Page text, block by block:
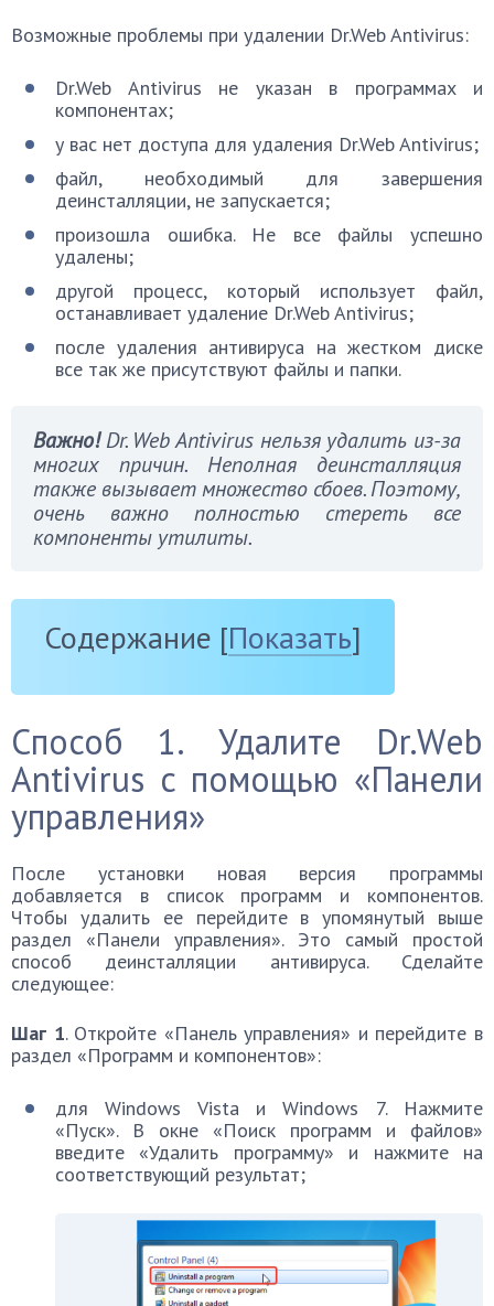
Возможные проблемы при удалении Dr.Web Antivirus:
Dr.Web Antivirus не указан в программах и
компонентах;
у вас нет доступа для удаления Dr.Web Antivirus;
файл, необходимый для завершения
деинсталляции, не запускается;
произошла ошибка. Не все файлы успешно
удалены;
другой процесс, который использует файл,
останавливает удаление Dr.Web Antivirus;
после удаления антивируса на жестком диске
все так же присутствуют файлы и папки.
Важно!Dr. Web Antivirus нельзя удалить из-за
многих причин. Неполная деинсталляция
также вызывает множество сбоев. Поэтому,
очень важно полностью стереть все
компоненты утилиты.
Содержание [Показать]
Способ 1. Удалите Dr.Web
Antivirus с помощью «Панели
управления»
После установки новая версия программы
добавляется в список программ и компонентов.
Чтобы удалить ее перейдите в упомянутый выше
раздел «Панели управления». Это самый простой
способ деинсталляции антивируса. Сделайте
следующее:
Шаг 1. Откройте «Панель управления» и перейдите в
раздел «Программ и компонентов»:
для Windows Vista и Windows 7. Нажмите
«Пуск». В окне «Поиск программ и файлов»
введите «Удалить программу» и нажмите на
соответствующий результат;